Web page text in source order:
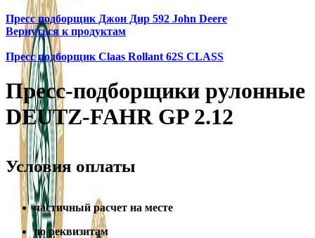
Пресс подборщик Джон Дир 592 John Deere
Вернуться к продуктам
Пресс подборщик Claas Rollant 62S CLASS
Пресс-подборщики рулонные
DEUTZ-FAHR GP 2.12
Условия оплаты
частичный расчет на месте
по реквизитам